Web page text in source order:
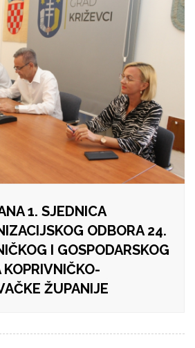
1. SJEDNICA
ODBORA 24.
I GOSPODARSKOG
KOPRIVNIČKO-
ŽUPANIJE